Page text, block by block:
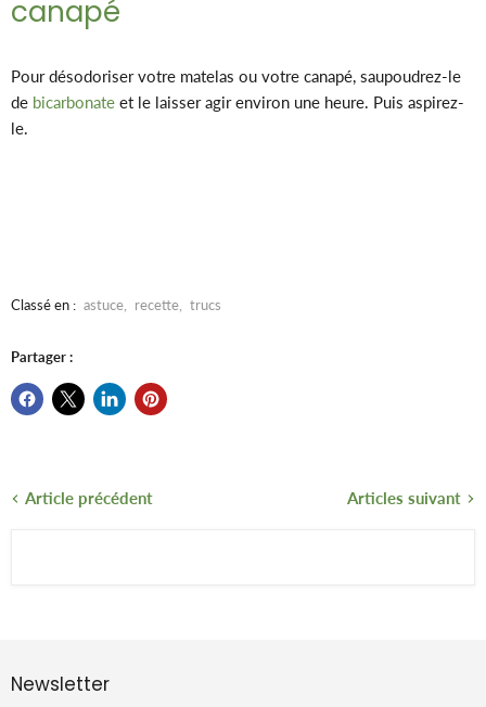
canapé
Pour désodoriser votre matelas ou votre canapé, saupoudrez-le
de bicarbonate et le laisser agir environ une heure. Puis aspirez-
le.
Classé en : astuce recette trucs
Partager :
Article précédent Articles suivant
Newsletter